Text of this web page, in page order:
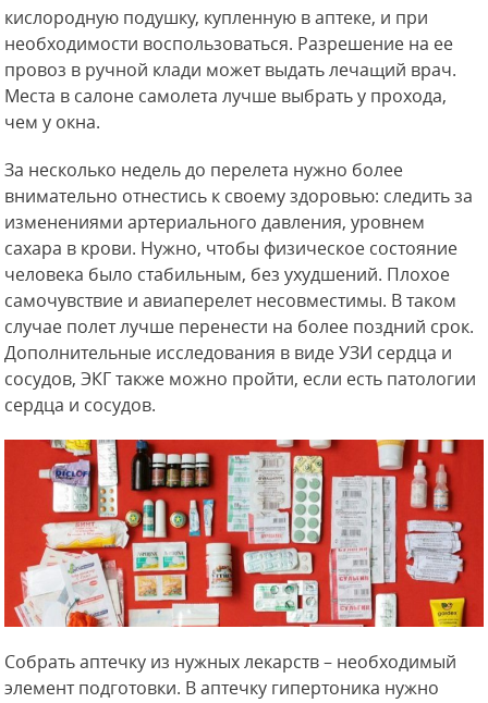
кислородную подушку, купленную в аптеке, и при
необходимости воспользоваться. Разрешение на ее
провоз в ручной клади может выдать лечащий врач.
Места в салоне самолета лучше выбрать у прохода,
чем у окна.
За несколько недель до перелета нужно более
внимательно отнестись к своему здоровью: следить за
изменениями артериального давления, уровнем
сахара в крови. Нужно, чтобы физическое состояние
человека было стабильным, без ухудшений. Плохое
самочувствие и авиаперелет несовместимы. В таком
случае полет лучше перенести на более поздний срок.
Дополнительные исследования в виде УЗИ сердца и
сосудов, ЭКГ также можно пройти, если есть патологии
сердца и сосудов.
Собрать аптечку из нужных лекарств – необходимый
элемент подготовки. В аптечку гипертоника нужно